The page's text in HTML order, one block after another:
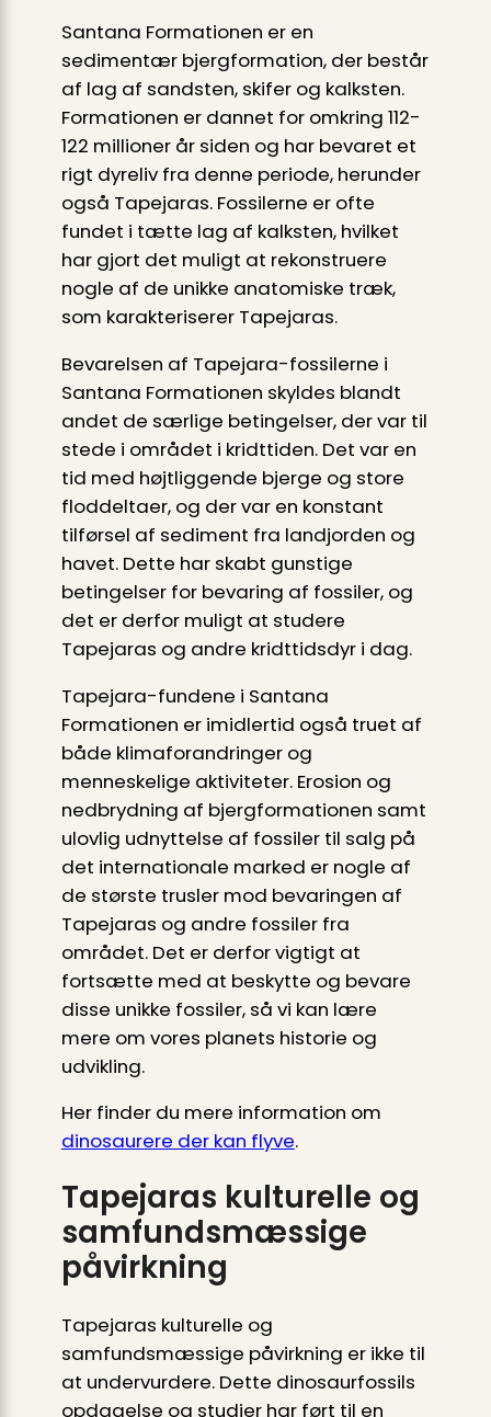
Santana Formationen er en
sedimentær bjergformation, der består
af lag af sandsten, skifer og kalksten.
Formationen er dannet for omkring 112-
122 millioner år siden og har bevaret et
rigt dyreliv fra denne periode, herunder
også Tapejaras. Fossilerne er ofte
fundet i tætte lag af kalksten, hvilket
har gjort det muligt at rekonstruere
nogle af de unikke anatomiske træk,
som karakteriserer Tapejaras.
Bevarelsen af Tapejara-fossilerne i
Santana Formationen skyldes blandt
andet de særlige betingelser, der var til
stede i området i kridttiden. Det var en
tid med højtliggende bjerge og store
floddeltaer, og der var en konstant
tilførsel af sediment fra landjorden og
havet. Dette har skabt gunstige
betingelser for bevaring af fossiler, og
det er derfor muligt at studere
Tapejaras og andre kridttidsdyr i dag.
Tapejara-fundene i Santana
Formationen er imidlertid også truet af
både klimaforandringer og
menneskelige aktiviteter. Erosion og
nedbrydning af bjergformationen samt
ulovlig udnyttelse af fossiler til salg på
det internationale marked er nogle af
de største trusler mod bevaringen af
Tapejaras og andre fossiler fra
området. Det er derfor vigtigt at
fortsætte med at beskytte og bevare
disse unikke fossiler, så vi kan lære
mere om vores planets historie og
udvikling.
Her finder du mere information om
dinosaurere der kan flyve.
Tapejaras kulturelle og
samfundsmæssige
påvirkning
Tapejaras kulturelle og
samfundsmæssige påvirkning er ikke til
at undervurdere. Dette dinosaurfossils
opdagelse og studier har ført til en